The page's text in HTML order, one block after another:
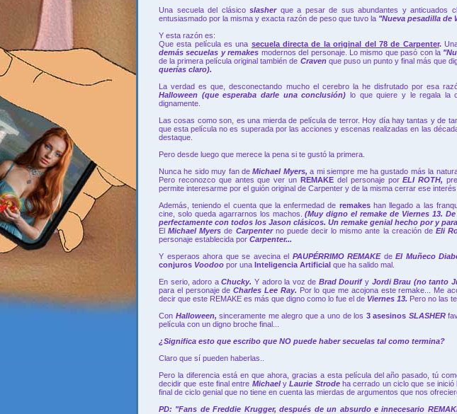
Una secuela del clásicoslasher que a pesar de sus abundantes y anticuados
entusiasmado por la misma y exacta razón de peso que tuvo la "Nueva pesadilla de
Y esta razón es:
Que esta película es una secuela directa de la original del 78 de Carpenter.
demás secuelas y remakes modernos del personaje. Lo mismo que pasó con la
de la primera película original también de Cravenque puso un punto y final más que
querías claro).
La verdad es que, desconectando mucho el cerebro la he disfrutado por esa
Halloween (que esperaba darle una conclusión)
lo que quiere y le regala la
dignamente.
Las cosas como son, es una mierda de película de terror. Hoy día hay tantas y de
que esta película no es superada por las acciones y escenas realizadas en las
destaque.
Pero desde luego que merece la pena si te gustó la primera.
Nunca he sido muy fan deMichael Myers,a mi siempre me ha gustado más la
Pero reconozco que antes que ver un REMAKE del personaje porELI ROTH,
permite interesarme por el guión original de Carpenter y de la misma cerrar ese
Además, teniendo el cuenta que la enfermedad de remakes han llegado a las
cine, solo queda agarrarnos los machos. (Muy digno el remake de Viernes 13.
perfectamente con todos los Jason clásicos. Un remake genial hecho por y
ElMichael Myersde Carpenter no puede decir lo mismo ante la creación deEli
personaje establecida por Carpenter...
Y esperaos ahora que se avecina el PAUPÉRRIMO REMAKE deEl Muñeco
conjuros Voodoo por una Inteligencia Artificial que ha salido mal.
En serio, adoro aChucky. Y adoro la voz de Brad Dourify Jordi Brau (no tanto
para el personaje deCharles Lee Ray. Por lo que me acojona este remake... Me
decir que este REMAKE es más que digno como lo fue el de Viernes 13. Pero no las
Con Halloween,sinceramente me alegro que a uno de los 3 asesinos SLASHER
película con un digno broche final...
¿Significa esto que escribo que NO puede haber secuelas tal como termina?
Claro que sí pueden haberlas..
Pero la diferencia está en que ahora, gracias a esta película del año pasado, tú
decidir que este final entre MichaelyLaurie Strode ha cerrado un ciclo que se
final de ciclo genial que no tiene en cuenta las mierdas de argumentos que nos
PD: "Fans deFreddie Krugger, después de un absurdo e innecesario